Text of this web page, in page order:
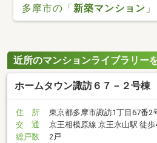
多摩市の「新築マンション
近所のマンションライブラリー
ホームタウン諏訪６７－２号棟
住 所
東京都多摩市諏訪1丁目67番2
交 通
京王相模原線 京王永山駅 徒歩
総戸数
2戸